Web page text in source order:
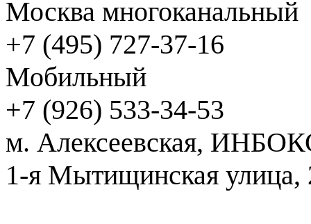
Москва многоканальный
+7 (495) 727-37-16
Мобильный
+7 (926) 533-34-53
м. Алексеевская,
1-я Мытищинская улица,